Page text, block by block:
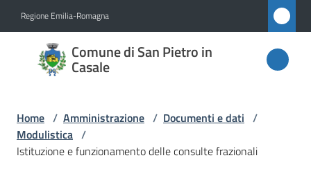
Regione Emilia-Romagna
Comune di San Pietro in
Casale
Comune
di San
in
Casale
Home / Amministrazione / Documenti e dati /
Modulistica /
Istituzione e funzionamento delle consulte frazionali